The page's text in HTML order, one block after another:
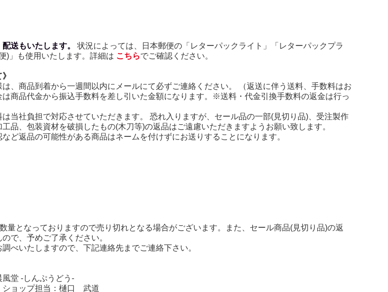
送もいたします。
状況によっては、日本郵便の「レターパックライト」「レターパックプラ
)」も使用いたします。詳細は こちらでご確認ください。
、商品到着から一週間以内にメールにて必ずご連絡ください。 （返送に伴う送料、手数料はお
商品代金から振込手数料を差し引いた金額になります。※送料・代金引換手数料の返金は行っ
当社負担で対応させていただきます。 恐れ入りますが、セール品の一部(見切り品)、受注製作
品、包装資材を破損したもの(木刀等)の返品はご遠慮いただきますようお願い致します。
ど返品の可能性がある商品はネームを付けずにお送りすることになります。
量となっておりますので売り切れとなる場合がございます。また、セール商品(見切り品)の返
で、予めご了承ください。
べいたしますので、下記連絡先までご連絡下さい。
堂 -しんぷうどう-
ョップ担当：樋口 武道